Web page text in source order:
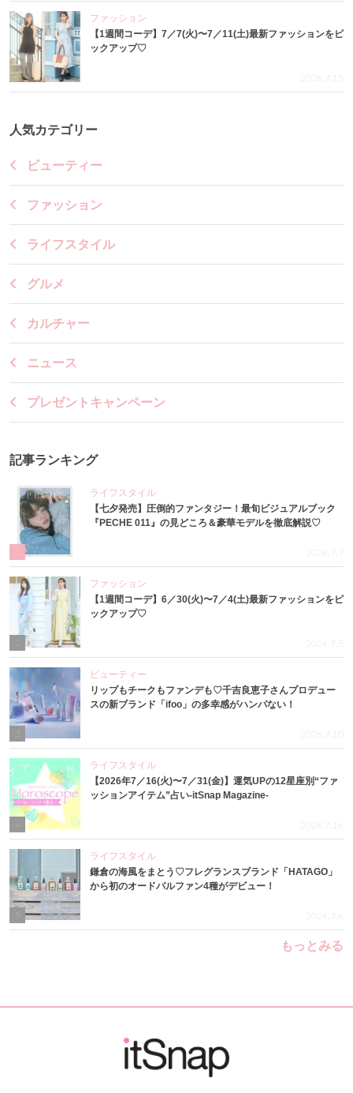
ファッション
【1週間コーデ】7／7(火)〜7／11(土)最新ファッションをピ
ックアップ♡
2026.7.15
人気カテゴリー
ビューティー
ファッション
ライフスタイル
グルメ
カルチャー
ニュース
プレゼントキャンペーン
記事ランキング
ライフスタイル
【七夕発売】圧倒的ファンタジー！最旬ビジュアルブック
『PECHE 011』の見どころ＆豪華モデルを徹底解説♡
2026.7.7
ファッション
【1週間コーデ】6／30(火)〜7／4(土)最新ファッションをピ
ックアップ♡
2026.7.8
3
ビューティー
リップもチークもファンデも♡千吉良恵子さんプロデュー
スの新ブランド「ifoo」の多幸感がハンパない！
2026.7.10
4
ライフスタイル
【2026年7／16(火)〜7／31(金)】運気UPの12星座別“ファ
ッションアイテム”占い-itSnap Magazine-
2026.7.16
ライフスタイル
鎌倉の海風をまとう♡フレグランスブランド「HATAGO」
から初のオードパルファン4種がデビュー！
2026.7.6
もっとみる